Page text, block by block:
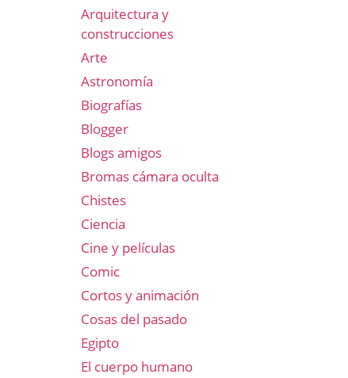
Arquitectura y
construcciones
Arte
Astronomía
Biografías
Blogger
Blogs amigos
Bromas cámara oculta
Chistes
Ciencia
Cine y películas
Comic
Cortos y animación
Cosas del pasado
Egipto
El cuerpo humano